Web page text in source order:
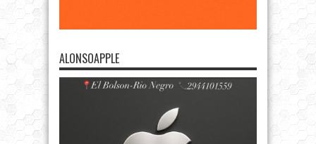
ALONSOAPPLE